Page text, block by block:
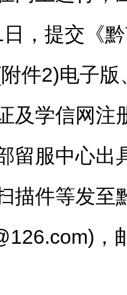
，提交《
件2)电子
及学信网注
留服中心出
描件等发至
，